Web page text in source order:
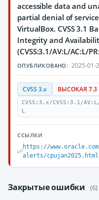
accessible data and
partial denial of
VirtualBox. CVSS 3.1
Integrity and
(CVSS:3.1/AV:L/AC:L/
ОПУБЛИКОВАНО: 2025-01-
CVSS 3.x ВЫСОКАЯ 7.3
CVSS:3.x/CVSS:3.1/
L
ССЫЛКИ
https://
alerts/cpujan2025.html
Закрытые ошибки (6)